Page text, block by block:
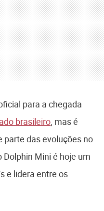
para a chegada
brasileiro, mas é
parte das evoluções no
Dolphin Mini é hoje um
e lidera entre os